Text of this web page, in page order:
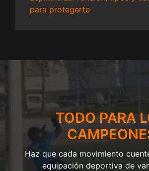
para protegerte
TODO PARA
Haz que cada movimiento
equipación deportiva de